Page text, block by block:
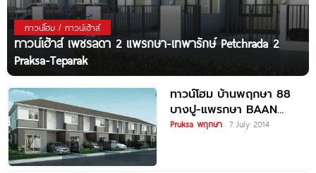
ทาวน์โฮม / ทาวน์เฮ้าส์
ทาวน์เฮ้าส์ เพชรลดา 2 แพรกษา-เทพารักษ์ Petchrada 2
Praksa-Teparak
ทาวน์โฮม บ้านพฤกษา 88
บางปู-แพรกษา BAAN
PRUKSA 88
Pruksa พฤกษา 7 July 2014